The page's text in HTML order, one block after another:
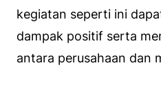
kegiatan seperti ini
dampak positif serta
antara perusahaan dan